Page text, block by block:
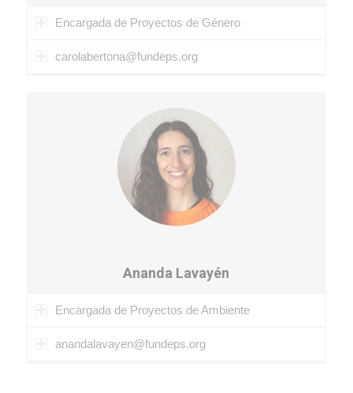
Encargada de Proyectos de Género
carolabertona@fundeps.org
Ananda Lavayén
Encargada de Proyectos de Ambiente
anandalavayen@fundeps.org